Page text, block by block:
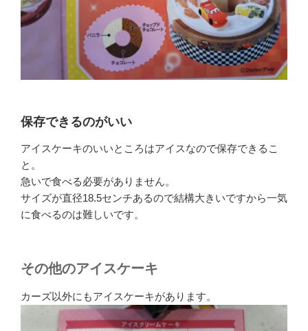
保存できるのがいい
アイスケーキのいいところはアイスなので保存できるこ
と。
急いで食べる必要がありません。
サイズが直径18.5センチあるので結構大きいですから一気
に食べるのは難しいです。
その他のアイスケーキ
カーズ以外にもアイスケーキがあります。